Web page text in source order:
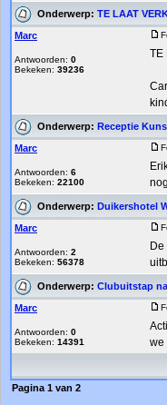
Onderwerp: TE LAAT
Marc
Antwoorden: 0
Bekeken: 39236
TE
Onderwerp: Receptie
Marc
Antwoorden: 6
Bekeken: 22100
Onderwerp: Duikershotel
Marc
Antwoorden: 2
Bekeken: 56378
Onderwerp: Clubuitstap
Marc
Antwoorden: 0
Bekeken: 14391
we
Pagina 1 van 2